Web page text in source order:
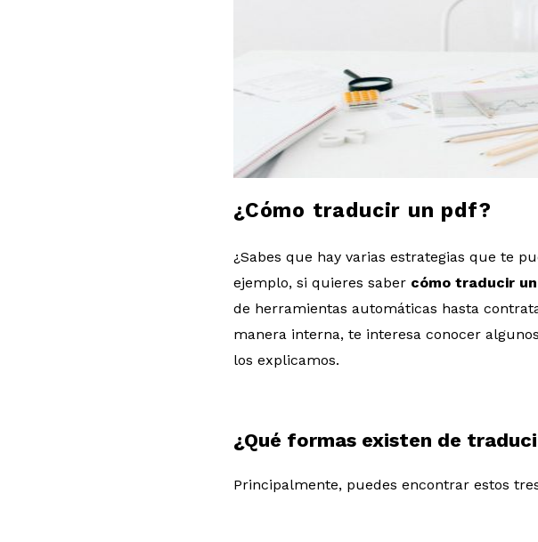
g
¿Cómo traducir un pdf?
¿Sabes que hay varias estrategias que te
ejemplo, si quieres saber cómo traducir un
de herramientas automáticas hasta
manera interna, te interesa conocer
los explicamos.
¿Qué formas existen de
Principalmente, puedes encontrar estos